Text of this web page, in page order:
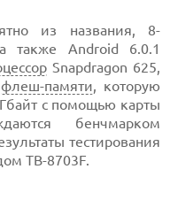
из названия, 8-
также Android 6.0.1
Snapdragon 625,
флеш-памяти , которую
с помощью карты
бенчмарком
тестирования
TB-8703F.